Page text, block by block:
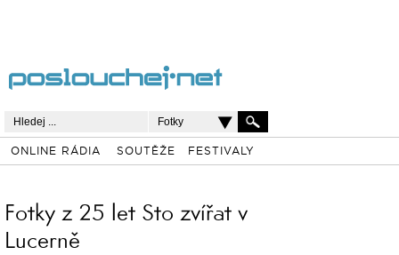
Fotky
ONLINE RÁDIA SOUTĚŽE FESTIVALY
Fotky z 25 let Sto zvířat v
Lucerně